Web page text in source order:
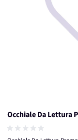
Occhiale Da Lettura